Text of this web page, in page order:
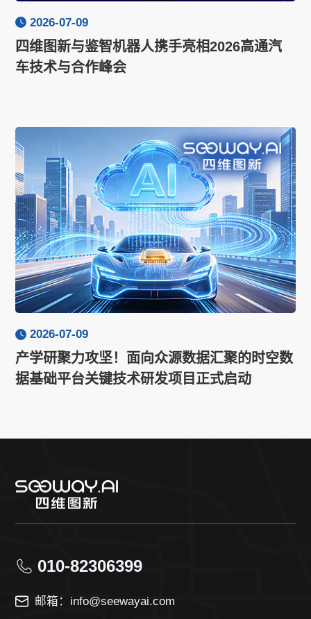
2026-07-09
四维图新与鉴智机器人携手亮相2026高通汽
车技术与合作峰会
2026-07-09
产学研聚力攻坚！面向众源数据汇聚的时空数
据基础平台关键技术研发项目正式启动
010-82306399
邮箱：info@seewayai.com